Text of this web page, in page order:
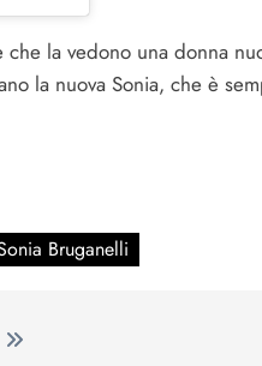
la vedono una donna
la nuova Sonia, che è
Bruganelli